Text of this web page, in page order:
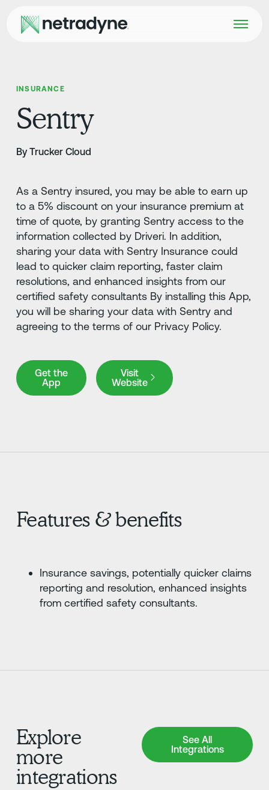
INSURANCE
Sentry
By Trucker Cloud
As a Sentry insured, you may be able to earn up
to a 5% discount on your insurance premium at
time of quote, by granting Sentry access to the
information collected by Driveri. In addition,
sharing your data with Sentry Insurance could
lead to quicker claim reporting, faster claim
resolutions, and enhanced insights from our
certified safety consultants By installing this App,
you will be sharing your data with Sentry and
agreeing to the terms of our Privacy Policy.
Get the
App
Get the App
Visit
Website
Visit Website
Features & benefits
Insurance savings, potentially quicker claims
reporting and resolution, enhanced insights
from certified safety consultants.
Explore
more
integrations
See All
Integrations
See All Integrations